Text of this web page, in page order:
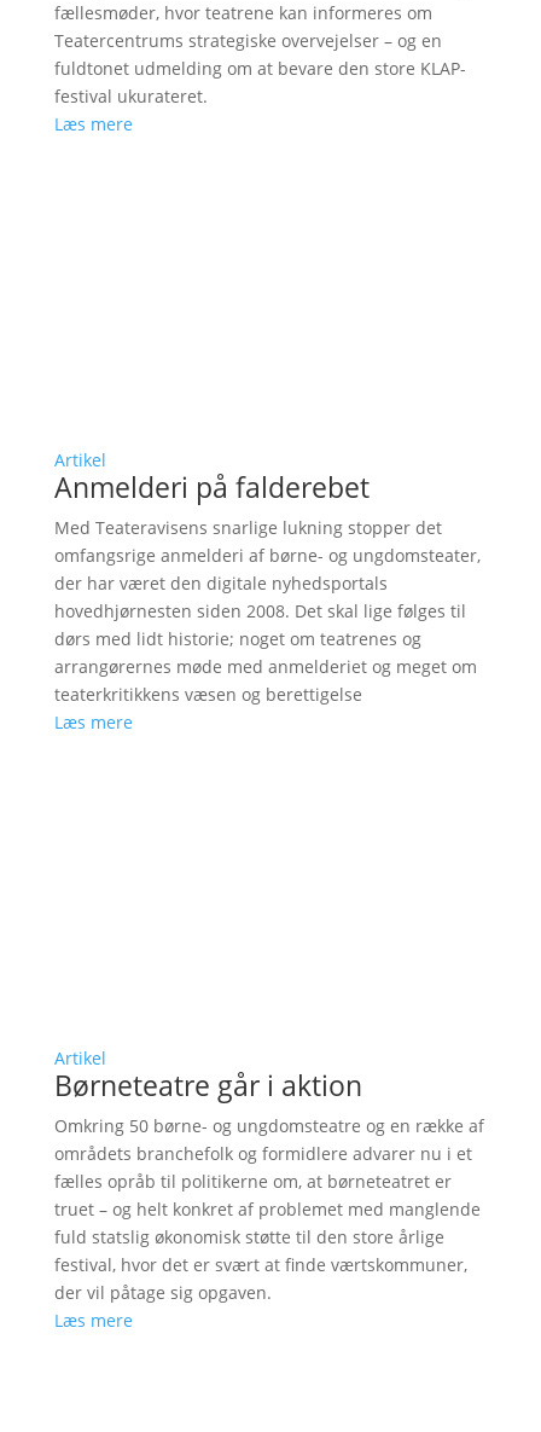
fællesmøder, hvor teatrene kan informeres om
Teatercentrums strategiske overvejelser – og en
fuldtonet udmelding om at bevare den store KLAP-
festival ukurateret.
Læs mere
Artikel
Anmelderi på falderebet
Med Teateravisens snarlige lukning stopper det
omfangsrige anmelderi af børne- og ungdomsteater,
der har været den digitale nyhedsportals
hovedhjørnesten siden 2008. Det skal lige følges til
dørs med lidt historie; noget om teatrenes og
arrangørernes møde med anmelderiet og meget om
teaterkritikkens væsen og berettigelse
Læs mere
Artikel
Børneteatre går i aktion
Omkring 50 børne- og ungdomsteatre og en række af
områdets branchefolk og formidlere advarer nu i et
fælles opråb til politikerne om, at børneteatret er
truet – og helt konkret af problemet med manglende
fuld statslig økonomisk støtte til den store årlige
festival, hvor det er svært at finde værtskommuner,
der vil påtage sig opgaven.
Læs mere